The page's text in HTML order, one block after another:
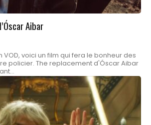
Aibar
voici un film qui fera le bonheur des
policier. The replacement d'Óscar Aibar